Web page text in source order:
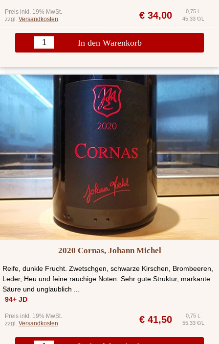
Preis inkl. 19% MwSt.
zzgl. Versandkosten € 34,00
0,75 L
45,33 €/L
In den Warenkorb
2020 Cornas, Johann Michel
Reife, dunkle Frucht. Zwetschgen, schwarze Kirschen, Brombeeren,
Leder, Heu und feine rauchige Noten. Sehr gute Struktur, markante
Säure und unglaublich ...
94+ JD
Preis inkl. 19% MwSt.
zzgl. Versandkosten € 41,50
0,75 L
55,33 €/L